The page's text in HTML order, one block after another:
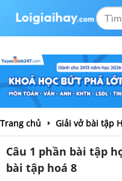
Trang chủ Giải vở bài tập
Câu 1 phần bài tập
bài tập hoá 8